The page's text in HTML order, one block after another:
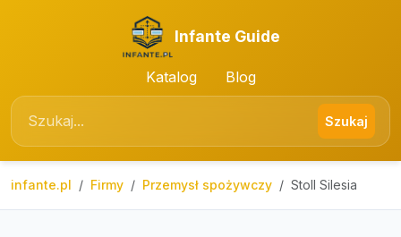
Infante Guide
Katalog Blog
Szukaj
infante.pl Firmy Przemysł spożywczy Stoll Silesia